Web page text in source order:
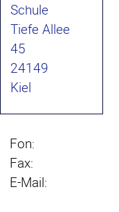
Schule
Tiefe Allee
45
24149
Kiel
Fon:
Fax:
E-Mail: